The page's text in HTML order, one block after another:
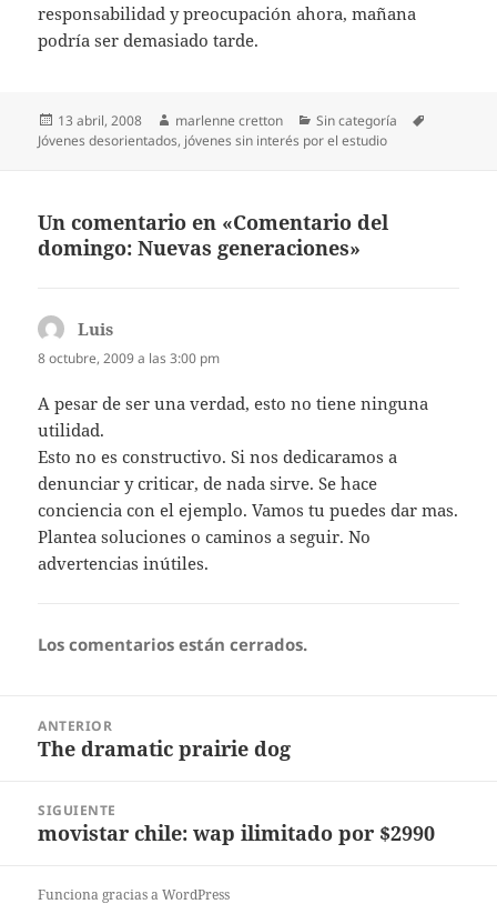
responsabilidad y preocupación ahora, mañana
podría ser demasiado tarde.
Publicado
el
13 abril, 2008 Autor
marlenne cretton Categorías
Sin categoría
Jóvenes desorientados, jóvenes sin interés por el estudio
Un comentario en «Comentario del
domingo: Nuevas generaciones»
Luis
8 octubre, 2009 a las 3:00 pm
A pesar de ser una verdad, esto no tiene ninguna
utilidad.
Esto no es constructivo. Si nos dedicaramos a
denunciar y criticar, de nada sirve. Se hace
conciencia con el ejemplo. Vamos tu puedes dar mas.
Plantea soluciones o caminos a seguir. No
advertencias inútiles.
Los comentarios están cerrados.
entradas
ANTERIOR
Entrada
The dramatic prairie dog
SIGUIENTE
Entrada
movistar chile: wap ilimitado por $2990
Funciona gracias a WordPress